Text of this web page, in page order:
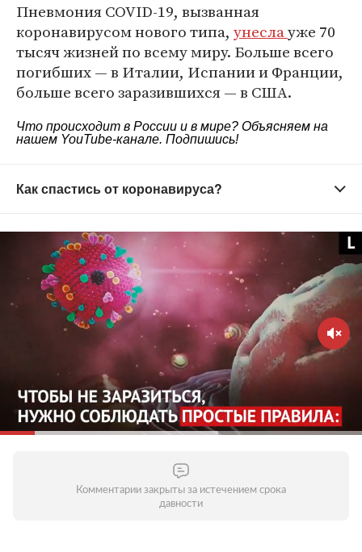
Пневмония COVID-19, вызванная
коронавирусом нового типа, унеслауже 70
тысяч жизней по всему миру. Больше всего
погибших — в Италии, Испании и Франции,
больше всего заразившихся — в США.
Что происходит в России и в мире? Объясняем на
нашем YouTube-канале. Подпишись!
Как спастись от коронавируса?
Старайтесь не выходить из дома без
необходимости
Зачем это нужно?Вирус распространяется в
общественных местах — старайтесь их избегать.
Домашний режим особенно важно соблюдать
людям старше 65 лет и тем, кто страдает
хроническими заболеваниями. Молодым стоит
воздержаться от личного общения с родителями,
бабушками и дедушками и пожилыми людьми
вообще. Старайтесь поддерживать контакты по
уберечь пожилых людей от опасности заражения.
Комментарии закрыты за истечением срока
давности